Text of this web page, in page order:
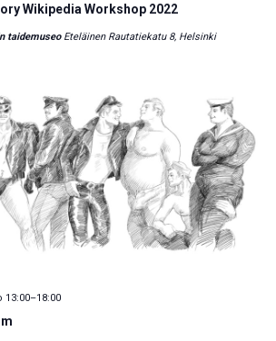
Wikipedia Workshop 2022
taidemuseo Eteläinen Rautatiekatu 8, Helsinki
13:00–18:00